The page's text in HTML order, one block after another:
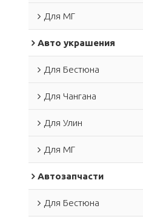
Для МГ
Авто украшения
Для Бестюна
Для Чангана
Для Улин
Для МГ
Автозапчасти
Для Бестюна